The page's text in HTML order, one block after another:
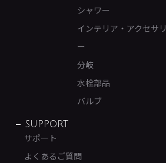
シャワー
インテリア・アクセサリ
ー
分岐
水栓部品
バルブ
SUPPORT
サポート
よくあるご質問